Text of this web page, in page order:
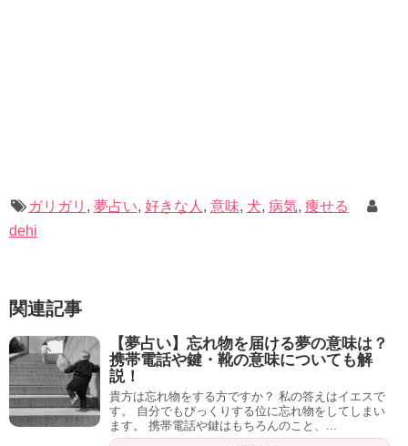
ダイエット腹巻き サウナベル
ダイエット器具 引き締め 痩せ
お腹周り おなか ぽっこり お腹
くびれ ウエスト ベルト メタボ
ながらダイエット
ガリガリ , 夢占い, 好きな人 , 意味, 犬, 病気, 痩せる
dehi
関連記事
【夢占い】忘れ物を届ける夢の意味は？
携帯電話や鍵・靴の意味についても解
説！
貴方は忘れ物をする方ですか？ 私の答えはイエスで
す。 自分でもびっくりする位に忘れ物をしてしまい
ます。 携帯電話や鍵はもちろんのこと、...